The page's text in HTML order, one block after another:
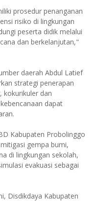
prosedur penanganan
risiko di lingkungan
peserta didik melalui
dan berkelanjutan,"
daerah Abdul Latief
strategi penerapan
kokurikuler dan
dapat
Kabupaten Probolinggo
gempa bumi,
di lingkungan sekolah,
evakuasi sebagai
Disdikdaya Kabupaten